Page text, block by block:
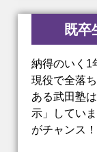
既卒
納得のいく1
現役で全落
ある武田塾
示」してい
がチャンス！